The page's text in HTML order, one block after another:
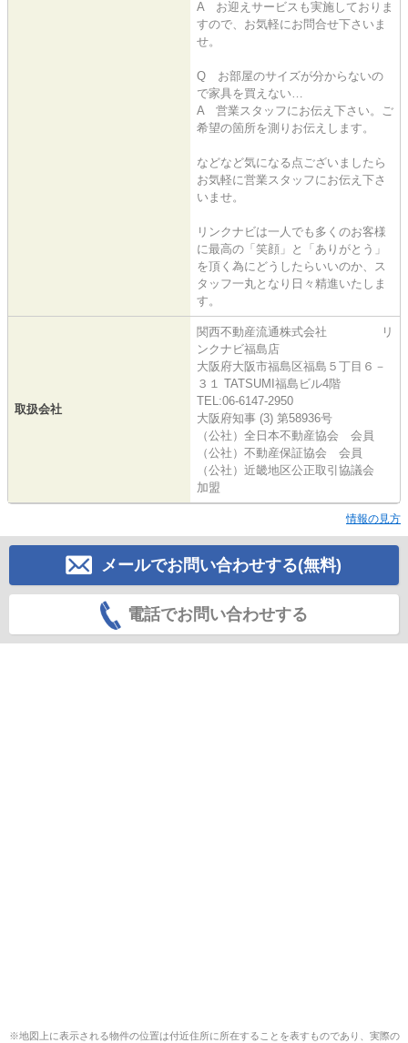
A お迎えサービスも実施しておりま
すので、お気軽にお問合せ下さいま
せ。
Q お部屋のサイズが分からないの
で家具を買えない…
A 営業スタッフにお伝え下さい。ご
希望の箇所を測りお伝えします。
などなど気になる点ございましたら
お気軽に営業スタッフにお伝え下さ
いませ。
リンクナビは一人でも多くのお客様
に最高の「笑顔」と「ありがとう」
を頂く為にどうしたらいいのか、ス
タッフ一丸となり日々精進いたしま
す。
取扱会社
関西不動産流通株式会社 リ
ンクナビ福島店
大阪府大阪市福島区福島５丁目６－
３１ TATSUMI福島ビル4階
TEL:06-6147-2950
大阪府知事 (3) 第58936号
（公社）全日本不動産協会 会員
（公社）不動産保証協会 会員
（公社）近畿地区公正取引協議会
加盟
情報の見方
メールでお問い合わせする(無料)
電話でお問い合わせする
※地図上に表示される物件の位置は付近住所に所在することを表すものであり、実際の